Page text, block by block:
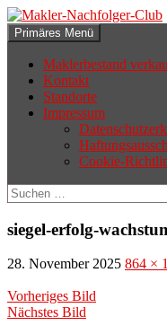
Zum
Inhalt
springen
Makler-
Suchen
Primäres Menü
Maklerbestand
Kontakt
Standorte
Impressum
Cookie-
Suchen
nach:
siegel-erfolg-
28. November 2025 864 ×
Vorheriges Bild
Nächstes Bild